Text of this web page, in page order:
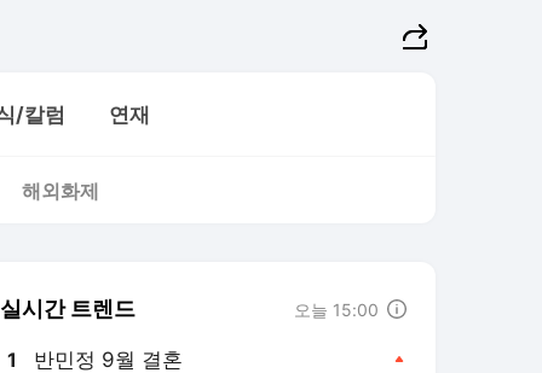
/칼럼 연재
해외화제
실시간 트렌드 오늘 15:00
1
반민정 9월 결혼